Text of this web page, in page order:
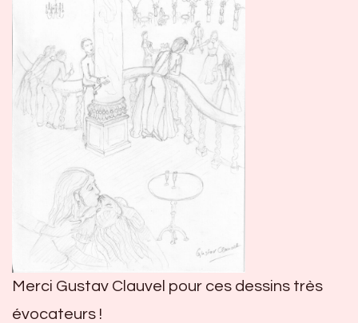
Merci Gustav Clauvel pour ces dessins très
évocateurs !